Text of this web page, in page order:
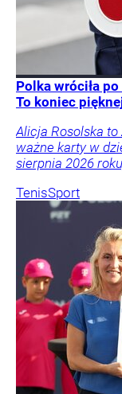
Polka wróciła
To koniec
Alicja Rosolska to
ważne karty w
sierpnia 2026
TenisSport